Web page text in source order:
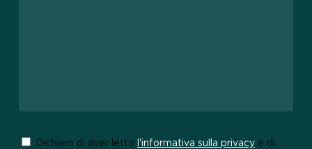
Dichiaro di aver letto l'informativa sulla privacye di